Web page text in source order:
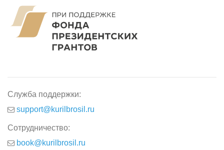
Служба поддержки:
support@kurilbrosil.ru
Сотрудничество:
book@kurilbrosil.ru